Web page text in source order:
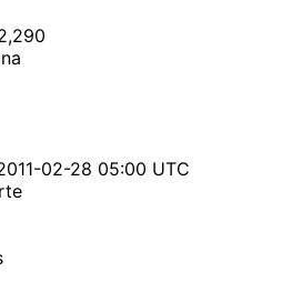
02-28 05:00 UTC